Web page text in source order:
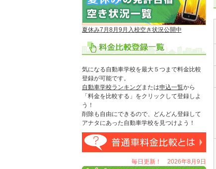
夏休み7月8月9月入校空き状況公開中
気になる自動車学校を最大５つまで料金比較
登録が可能です。
自動車学校ランキングまたは申込一覧から
「料金を比較する」をクリックして登録しよ
う！
削除も自由にできるので、どんどん登録して
アナタにあった自動車学校を見つけよう！
毎日更新！ 2026年8月9日